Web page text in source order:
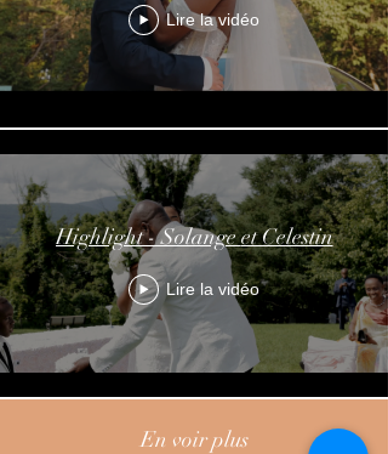
Lire la vidéo
Highlight - Solange et Celestin
Lire la vidéo
En voir plus